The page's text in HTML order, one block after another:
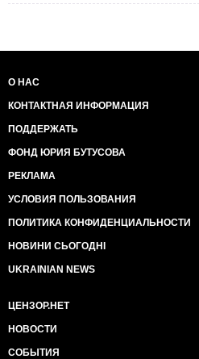
О НАС
КОНТАКТНАЯ ИНФОРМАЦИЯ
ПОДДЕРЖАТЬ
ФОНД ЮРИЯ БУТУСОВА
РЕКЛАМА
УСЛОВИЯ ПОЛЬЗОВАНИЯ
ПОЛИТИКА КОНФИДЕНЦИАЛЬНОСТИ
НОВИНИ СЬОГОДНІ
UKRAINIAN NEWS
ЦЕНЗОР.НЕТ
НОВОСТИ
СОБЫТИЯ